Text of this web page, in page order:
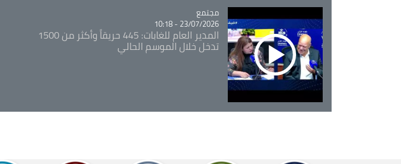
Catégorie
مجتمع
23/07/2026 - 10:18
المدير العام للغابات: 445 حريقاً وأكثر من 1500
تدخل خلال الموسم الحالي